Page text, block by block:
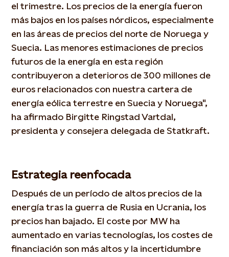
el trimestre. Los precios de la energía fueron
más bajos en los países nórdicos, especialmente
en las áreas de precios del norte de Noruega y
Suecia. Las menores estimaciones de precios
futuros de la energía en esta región
contribuyeron a deterioros de 300 millones de
euros relacionados con nuestra cartera de
energía eólica terrestre en Suecia y Noruega",
ha afirmado Birgitte Ringstad Vartdal,
presidenta y consejera delegada de Statkraft.
Estrategia reenfocada
Después de un período de altos precios de la
energía tras la guerra de Rusia en Ucrania, los
precios han bajado. El coste por MW ha
aumentado en varias tecnologías, los costes de
financiación son más altos y la incertidumbre